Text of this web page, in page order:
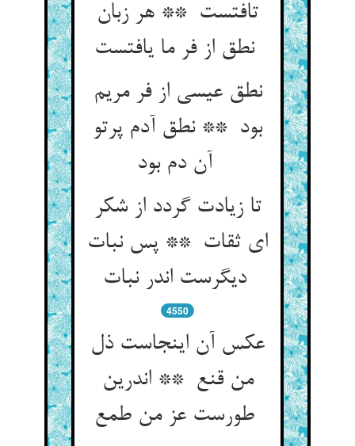
تافتست ** هر زبان
نطق از فر ما یافتست
نطق عیسی از فر مریم
بود ** نطق آدم پرتو
تا زیادت گردد از شکر
ای ثقات ** پس نبات
دیگرست اندر نبات
4550
عکس آن اینجاست ذل
من قنع ** اندرین